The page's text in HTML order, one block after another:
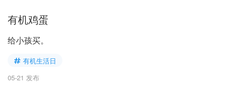
有机鸡蛋
给小孩买。
有机生活日
05-21 发布